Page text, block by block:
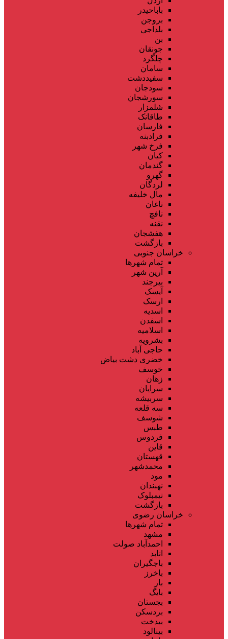
باباحیدر
بروجن
بلداجی
بن
جونقان
چلگرد
سامان
سفیددشت
سودجان
سورشجان
شلمزار
طاقانک
فارسان
فرادبنه
فرخ شهر
کیان
گندمان
گهرو
لردگان
مال خلیفه
ناغان
نافچ
نقنه
هفشجان
بازگشت
خراسان جنوبی
تمام شهر‌ها
آرین شهر
بیرجند
آیسک
ارسک
اسدیه
اسفدن
اسلامیه
بشرویه
حاجی آباد
خضری دشت بیاض
خوسف
زهان
سرایان
سربیشه
سه قلعه
شوسف
طبس
فردوس
قاین
قهستان
محمدشهر
مود
نهبندان
نیمبلوک
بازگشت
خراسان رضوی
تمام شهر‌ها
مشهد
احمدآباد صولت
انابد
باجگیران
باخرز
بار
بایگ
بجستان
بردسکن
بیدخت
بینالود